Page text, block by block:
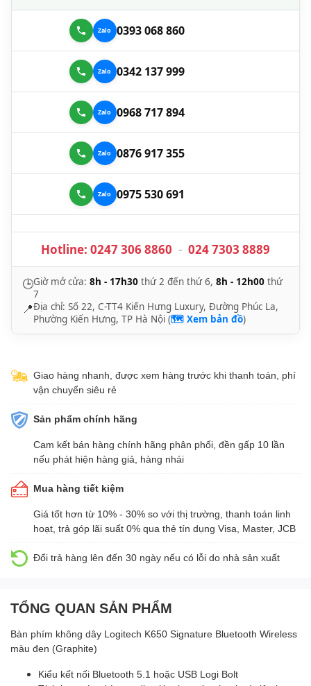
0393 068 860
0342 137 999
0968 717 894
0876 917 355
0975 530 691
Hotline: 0247 306 8860 - 024 7303 8889
🕒Giờ mở cửa: 8h - 17h30 thứ 2 đến thứ 6, 8h - 12h00 thứ
7
📍Địa chỉ: Số 22, C-TT4 Kiến Hưng Luxury, Đường Phúc La,
Phường Kiến Hưng, TP Hà Nội (🗺️ Xem bản đồ)
Giao hàng nhanh, được xem hàng trước khi thanh toán, phí
vận chuyển siêu rẻ
Sản phẩm chính hãng
Cam kết bán hàng chính hãng phân phối, đền gấp 10 lần
nếu phát hiện hàng giả, hàng nhái
Mua hàng tiết kiệm
Giá tốt hơn từ 10% - 30% so với thị trường, thanh toán linh
hoạt, trả góp lãi suất 0% qua thẻ tín dụng Visa, Master, JCB
Đổi trả hàng lên đến 30 ngày nếu có lỗi do nhà sản xuất
TỔNG QUAN SẢN PHẨM
Bàn phím không dây Logitech K650 Signature Bluetooth Wireless
màu đen (Graphite)
Kiểu kết nối Bluetooth 5.1 hoặc USB Logi Bolt